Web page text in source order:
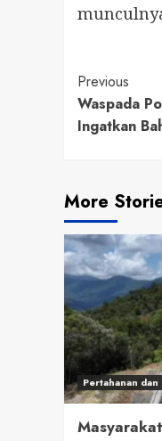
Previous
Waspada
Ingatkan
More
Pertahanan dan